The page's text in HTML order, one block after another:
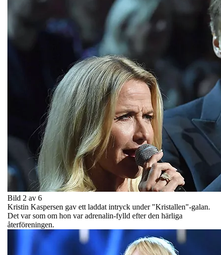
Bild 2 av 6
Kristin Kaspersen gav ett laddat intryck under "Kristallen"-galan.
Det var som om hon var adrenalin-fylld efter den härliga
återföreningen.